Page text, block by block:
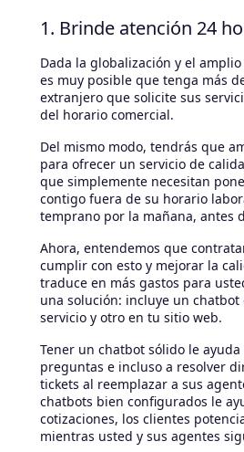
1. Brinde atención 24
Dada la globalización y el
es muy posible que tenga más
extranjero que solicite sus
del horario comercial.
Del mismo modo, tendrás que
para ofrecer un servicio de
que simplemente necesitan
contigo fuera de su horario
temprano por la mañana, antes
Ahora, entendemos que
cumplir con esto y mejorar la
traduce en más gastos para
una solución: incluye un chatbot
servicio y otro en tu sitio web.
Tener un chatbot sólido le
preguntas e incluso a resolver
tickets al reemplazar a sus
chatbots bien configurados le
cotizaciones, los clientes
mientras usted y sus agentes